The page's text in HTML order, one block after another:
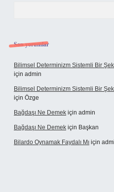
Son yorumlar
Bilimsel Determinizm Sistemli Bir
için admin
Bilimsel Determinizm Sistemli Bir
için Özge
Bağdaşı Ne Demek için admin
Bağdaşı Ne Demek için Başkan
Bilardo Oynamak Faydalı Mı için